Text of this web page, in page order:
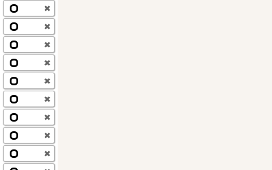
✖
✖
✖
✖
✖
✖
✖
✖
✖